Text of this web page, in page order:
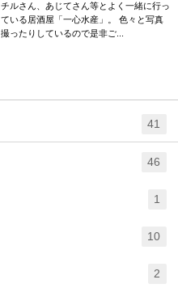
チルさん、あじてさん等とよく一緒に行っ
ている居酒屋「一心水産」。 色々と写真
撮ったりしているので是非ご...
41
46
1
10
2